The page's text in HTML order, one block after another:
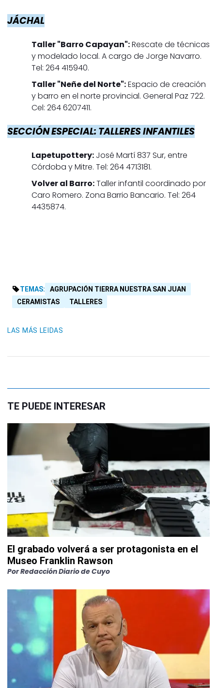
JÁCHAL
Taller "Barro Capayan":Rescate de técnicas
y modelado local. A cargo de Jorge Navarro.
Tel: 264 415940.
Taller "Neñe del Norte":Espacio de creación
y barro en el norte provincial. General Paz 722.
Cel: 264 6207411.
SECCIÓN ESPECIAL: TALLERES INFANTILES
Lapetupottery: José Martí 837 Sur, entre
Córdoba y Mitre. Tel: 264 4713181.
Volver al Barro:Taller infantil coordinado por
Caro Romero. Zona Barrio Bancario. Tel: 264
4435874.
TEMAS:
AGRUPACIÓN TIERRA NUESTRA SAN JUAN
CERAMISTAS
TALLERES
LAS MÁS LEIDAS
TE PUEDE INTERESAR
El grabado volverá a ser protagonista en el
Museo Franklin Rawson
PorRedacción Diario de Cuyo